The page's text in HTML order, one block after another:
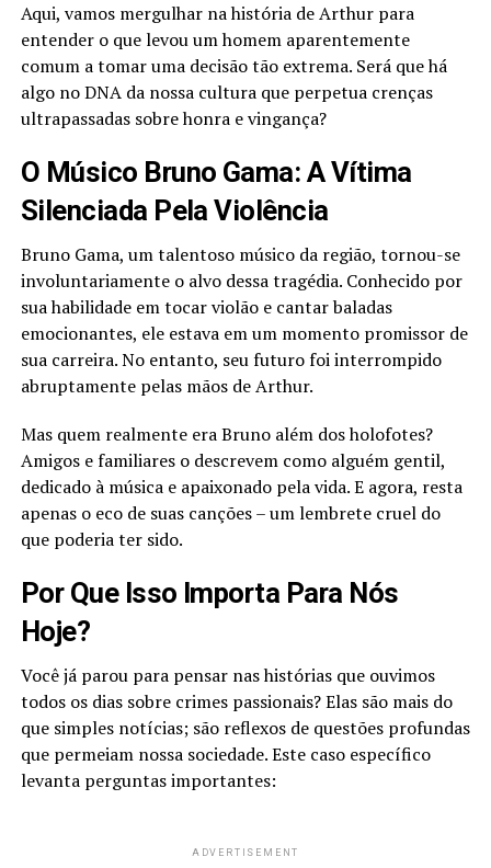
Aqui, vamos mergulhar na história de Arthur para
entender o que levou um homem aparentemente
comum a tomar uma decisão tão extrema. Será que há
algo no DNA da nossa cultura que perpetua crenças
ultrapassadas sobre honra e vingança?
O Músico Bruno Gama: A Vítima
Silenciada Pela Violência
Bruno Gama, um talentoso músico da região, tornou-se
involuntariamente o alvo dessa tragédia. Conhecido por
sua habilidade em tocar violão e cantar baladas
emocionantes, ele estava em um momento promissor de
sua carreira. No entanto, seu futuro foi interrompido
abruptamente pelas mãos de Arthur.
Mas quem realmente era Bruno além dos holofotes?
Amigos e familiares o descrevem como alguém gentil,
dedicado à música e apaixonado pela vida. E agora, resta
apenas o eco de suas canções – um lembrete cruel do
que poderia ter sido.
Por Que Isso Importa Para Nós
Hoje?
Você já parou para pensar nas histórias que ouvimos
todos os dias sobre crimes passionais? Elas são mais do
que simples notícias; são reflexos de questões profundas
que permeiam nossa sociedade. Este caso específico
levanta perguntas importantes:
ADVERTISEMENT